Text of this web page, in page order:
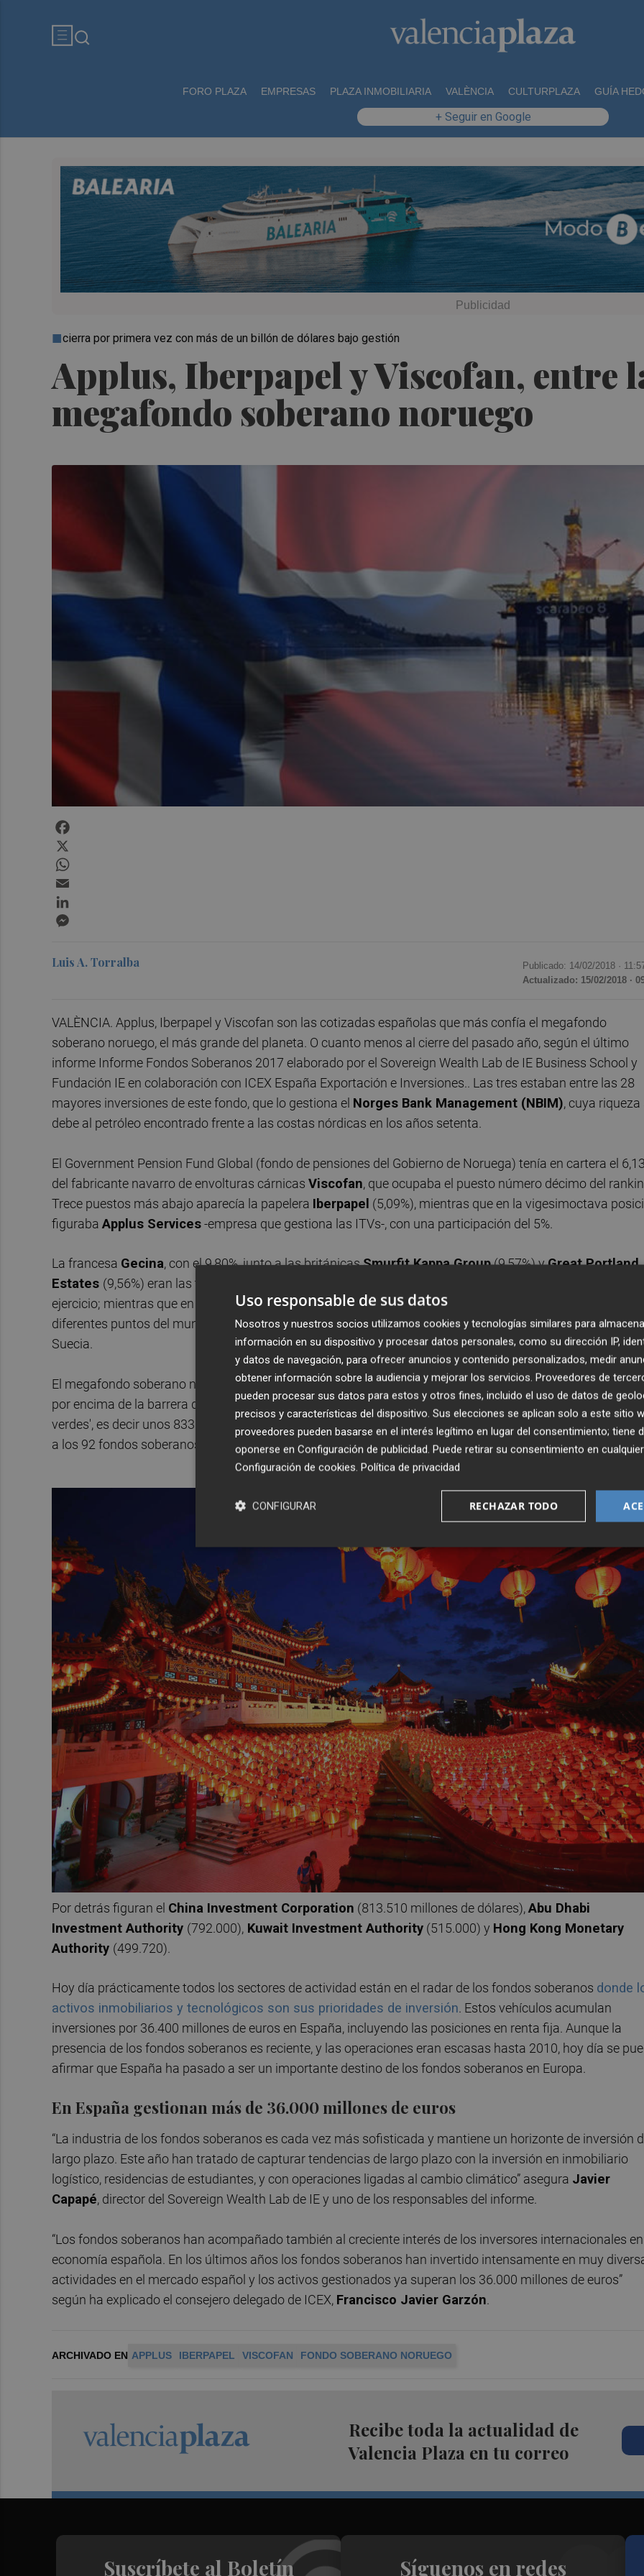
FORO PLAZA EMPRESAS PLAZA INMOBILIARIA VALÈNCIA CULTURPLAZA GUÍA
+ Seguir en Google
Applus, Iberpapel y Viscofan, entre
megafondo soberano noruego
cierra por primera vez con más de un billón de dólares bajo gestión
Luis A. Torralba Publicado: 14/02/2018 ·
Actualizado: 15/02/2018 ·
VALÈNCIA. Applus, Iberpapel y Viscofan son las cotizadas españolas que más confía el megafondo
soberano noruego, el más grande del planeta. O cuanto menos al cierre del pasado año, según el último
informe Informe Fondos Soberanos 2017 elaborado por el Sovereign Wealth Lab de IE Business School y
Fundación IE en colaboración con ICEX España Exportación e Inversiones.. Las tres estaban entre las 28
mayores inversiones de este fondo, que lo gestiona el Norges Bank Management (NBIM), cuya riqueza
debe al petróleo encontrado frente a las costas nórdicas en los años setenta.
El Government Pension Fund Global (fondo de pensiones del Gobierno de Noruega) tenía en cartera el
del fabricante navarro de envolturas cárnicas Viscofan, que ocupaba el puesto número décimo del
Trece puestos más abajo aparecía la papelera Iberpapel (5,09%), mientras que en la vigesimoctava
figuraba Applus Services-empresa que gestiona las ITVs-, con una participación del 5%.
La francesa Gecina, con el 9,80%, junto a las británicasSmurfit Kappa Group(9,57%) yGreat Portland
Estates (9,56%) eran las tres cotizadas donde el GPFG tenía una mayor participación al cierre del pasado
ejercicio; mientras que en el 'Top 28', que cerraba la española Applus Services, figuraban empresas de
diferentes puntos del mundo como Alemania, Estados Unidos, Francia, Holanda, Japón, Malaisia, Rusia y
Suecia.
El megafondo soberano noruego cerró en 2017 por primera vez en su historia, que se remonta al año
por encima de la barrera del billón (con b) de dólares. Concretamente lo hizo en 1,028 billones de 'billetes
verdes', es decir unos 833.000 millones de euros, según el ranking del
IE Sovereign Wealth Lab
que
a los 92 fondos soberanos más activos del planeta.
Por detrás figuran el China Investment Corporation (813.510 millones de dólares),Abu Dhabi
Investment Authority (792.000), Kuwait Investment Authority (515.000) y Hong Kong Monetary
Authority (499.720).
Hoy día prácticamente todos los sectores de actividad están en el radar de los fondos soberanos donde
activos inmobiliarios y tecnológicos son sus prioridades de inversión. Estos vehículos acumulan
inversiones por 36.400 millones de euros en España, incluyendo las posiciones en renta fija. Aunque la
presencia de los fondos soberanos es reciente, y las operaciones eran escasas hasta 2010, hoy día se
afirmar que España ha pasado a ser un importante destino de los fondos soberanos en Europa.
En España gestionan más de 36.000 millones de euros
“La industria de los fondos soberanos es cada vez más sofisticada y mantiene un horizonte de inversión
largo plazo. Este año han tratado de capturar tendencias de largo plazo con la inversión en inmobiliario
logístico, residencias de estudiantes, y con operaciones ligadas al cambio climático” asegura Javier
Capapé, director del Sovereign Wealth Lab de IE y uno de los responsables del informe.
“Los fondos soberanos han acompañado también al creciente interés de los inversores internacionales
economía española. En los últimos años los fondos soberanos han invertido intensamente en muy
actividades en el mercado español y los activos gestionados ya superan los 36.000 millones de euros”
según ha explicado el consejero delegado de ICEX, Francisco Javier Garzón.
ARCHIVADO EN APPLUS IBERPAPEL VISCOFAN FONDO SOBERANO NORUEGO
Recibe toda la actualidad de
Valencia Plaza en tu correo
Suscríbete al Boletín Síguenos en redes
Uso responsable de sus datos
Nosotros y nuestros socios utilizamos cookies y tecnologías similares para
información en su dispositivo y procesar datos personales, como su dirección IP,
y datos de navegación, para ofrecer anuncios y contenido personalizados, medir
obtener información sobre la audiencia y mejorar los servicios. Proveedores de
pueden procesar sus datos para estos y otros fines, incluido el uso de datos de
precisos y características del dispositivo. Sus elecciones se aplican solo a este sitio
proveedores pueden basarse en el interés legítimo en lugar del consentimiento; tiene
oponerse en Configuración de publicidad. Puede retirar su consentimiento en
Configuración de cookies. Política de privacidad
RECHAZAR TODO
CONFIGURAR